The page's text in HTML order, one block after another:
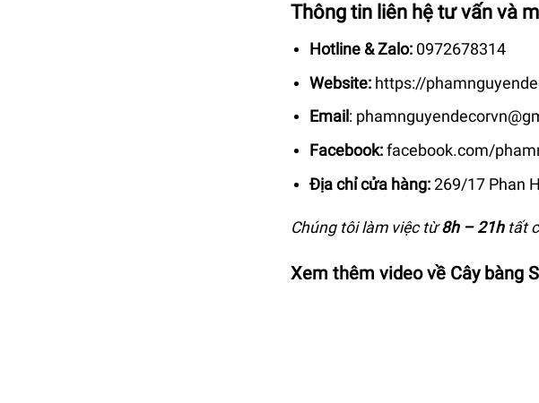
Thông tin liên hệ tư vấn và
Hotline & Zalo: 0972678314
Website: https://
Email :
Facebook: facebook.com/
Địa chỉ cửa hàng:269/17 Phan
Chúng tôi làm việc từ8h – 21h tất
Xem thêm video về Cây bàng